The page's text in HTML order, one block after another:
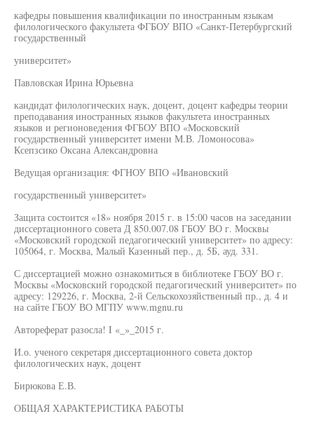
кафедры повышения квалификации по иностранным языкам
филологического факультета ФГБОУ ВПО «Санкт-Петербургский
государственный
университет»
Павловская Ирина Юрьевна
кандидат филологических наук, доцент, доцент кафедры теории
преподавания иностранных языков факультета иностранных
языков и регионоведения ФГБОУ ВПО «Московский
государственный университет имени М.В. Ломоносова»
Ксепзсико Оксана Александровна
Ведущая организация: ФГНОУ ВПО «Ивановский
государственный университет»
Защита состоится «18» ноября 2015 г. в 15:00 часов на заседании
диссертационного совета Д 850.007.08 ГБОУ ВО г. Москвы
«Московский городской педагогический университет» по адресу:
105064, г. Москва, Малый Казенный пер., д. 5Б, ауд. 331.
С диссертацией можно ознакомиться в библиотеке ГБОУ ВО г.
Москвы «Московский городской педагогический университет» по
адресу: 129226, г. Москва, 2-й Сельскохозяйственный пр., д. 4 и
на сайте ГБОУ ВО МГПУ www.mgnu.ru
Автореферат разосла! I «_»_2015 г.
И.о. ученого секретаря диссертационного совета доктор
филологических наук, доцент
Бирюкова Е.В.
ОБЩАЯ ХАРАКТЕРИСТИКА РАБОТЫ